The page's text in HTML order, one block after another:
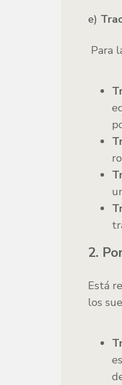
e)
Para
2.
Está
los